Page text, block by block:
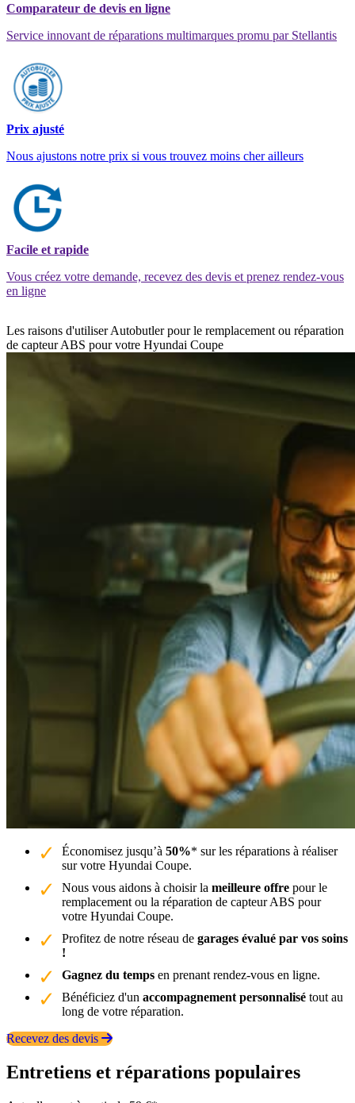
Comparateur de devis en ligne
Service innovant de réparations multimarques promu par Stellantis
Prix ajusté
Nous ajustons notre prix si vous trouvez moins cher ailleurs
Facile et rapide
Vous créez votre demande, recevez des devis et prenez rendez-vous
en ligne
Les raisons d'utiliser Autobutler pour le remplacement ou réparation
de capteur ABS pour votre Hyundai Coupe
Économisez jusqu’à 50%* sur les réparations à réaliser
sur votre Hyundai Coupe.
Nous vous aidons à choisir la meilleure offre pour le
remplacement ou la réparation de capteur ABS pour
votre Hyundai Coupe.
Profitez de notre réseau de garages évalué par vos soins
!
Gagnez du temps en prenant rendez-vous en ligne.
Bénéficiez d'un accompagnement personnalisé tout au
long de votre réparation.
Recevez des devis
Entretiens et réparations populaires